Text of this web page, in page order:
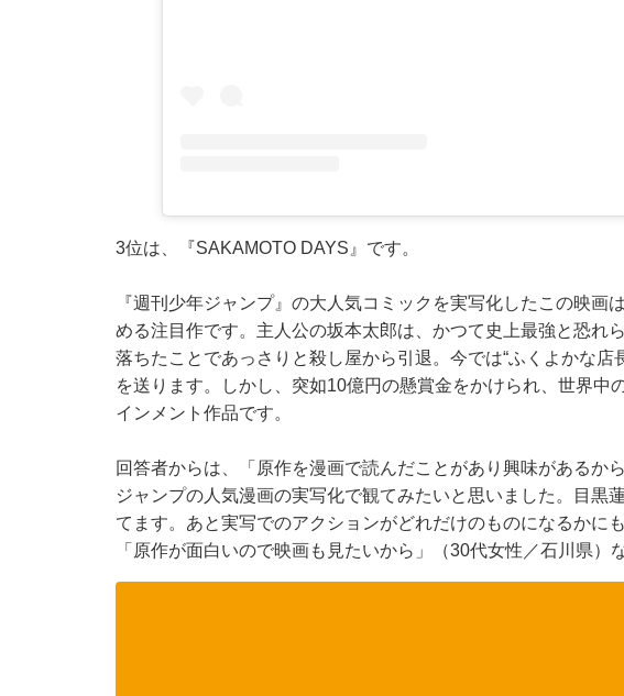
3位は、『SAKAMOTO DAYS』です。
『週刊少年ジャンプ』の大人気コミックを実写化したこの映画
める注目作です。主人公の坂本太郎は、かつて史上最強と恐れ
落ちたことであっさりと殺し屋から引退。今では“ふくよかな店
を送ります。しかし、突如10億円の懸賞金をかけられ、世界中
インメント作品です。
回答者からは、「原作を漫画で読んだことがあり興味があるか
ジャンプの人気漫画の実写化で観てみたいと思いました。目黒
てます。あと実写でのアクションがどれだけのものになるかに
「原作が面白いので映画も見たいから」（30代女性／石川県）